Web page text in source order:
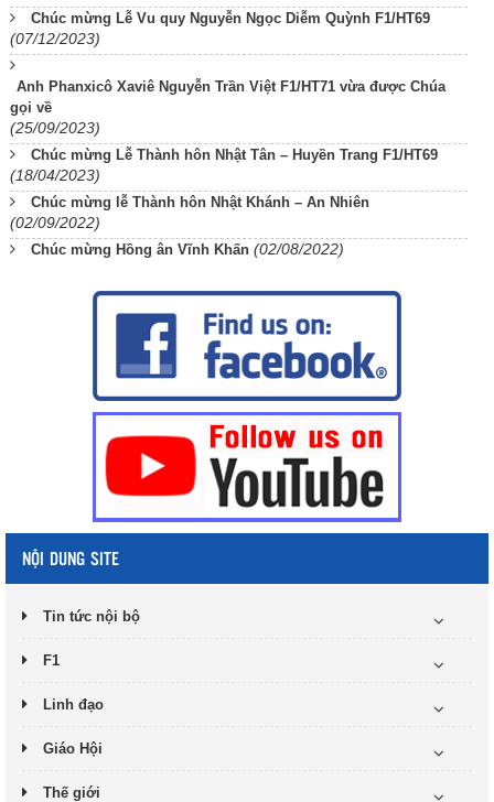
Chúc mừng Lễ Vu quy Nguyễn Ngọc Diễm Quỳnh F1/HT69
(07/12/2023)
Anh Phanxicô Xaviê Nguyễn Trần Việt F1/HT71 vừa được Chúa
gọi về
(25/09/2023)
Chúc mừng Lễ Thành hôn Nhật Tân – Huyền Trang F1/HT69
(18/04/2023)
Chúc mừng lễ Thành hôn Nhật Khánh – An Nhiên
(02/09/2022)
Chúc mừng Hồng ân Vĩnh Khấn (02/08/2022)
NỘI DUNG SITE
Tin tức nội bộ
F1
Linh đạo
Giáo Hội
Thế giới